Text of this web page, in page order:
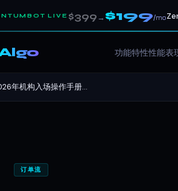
LIVE $399→$199/mo
功能特性性能表
年机构入场操作手册...
订单流